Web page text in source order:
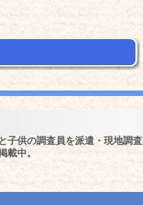
子供の調査員を派遣・現地調査
載中。